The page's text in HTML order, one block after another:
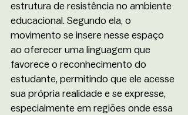
estrutura de resistência no ambiente
educacional. Segundo ela, o
movimento se insere nesse espaço
ao oferecer uma linguagem que
favorece o reconhecimento do
estudante, permitindo que ele acesse
sua própria realidade e se expresse,
especialmente em regiões onde essa